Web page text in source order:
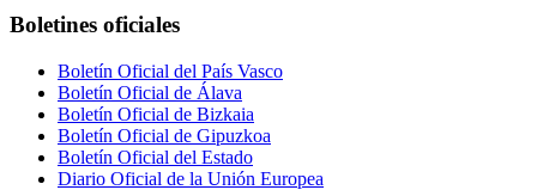
Boletines oficiales
Boletín Oficial del País Vasco
Boletín Oficial de Álava
Boletín Oficial de Bizkaia
Boletín Oficial de Gipuzkoa
Boletín Oficial del Estado
Diario Oficial de la Unión Europea